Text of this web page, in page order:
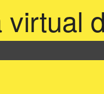
virtual